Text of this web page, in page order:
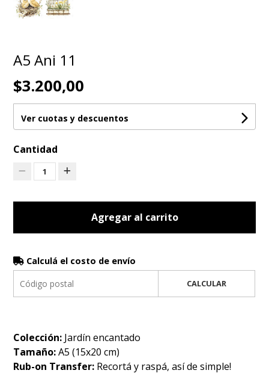
A5 Ani 11
$3.200,00
Ver cuotas y descuentos
Cantidad
1
Agregar al carrito
Calculá el costo de envío
CALCULAR
Colección: Jardín encantado
Tamaño:A5 (15x20 cm)
Rub-on Transfer: Recortá y raspá, así de simple!